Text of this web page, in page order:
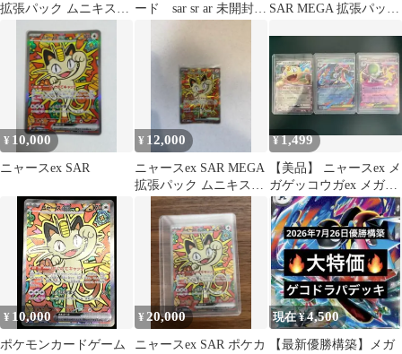
拡張パック ムニキスゼ
ード sar sr ar 未開封パ
SAR MEGA 拡張パック
¥ 10,000
ニャースex SAR
¥ 12,000
ニャースex SAR MEGA
拡張パック ムニキスゼ
ロ 114/080
¥1,499
【美品】 ニャースex メ
ガゲッコウガex メガサ
ーナイトex
¥ 10,000
ポケモンカードゲーム
¥ 20,000
ニャースex SAR ポケカ
現在 ¥4,500
【最新優勝構築】メガ